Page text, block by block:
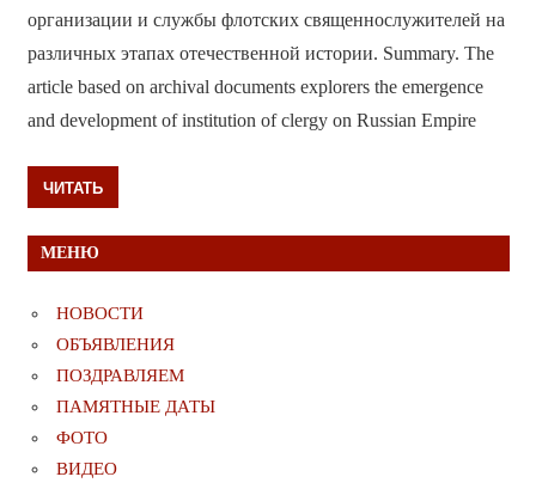
организации и службы флотских священнослужителей на
различных этапах отечественной истории. Summary. The
article based on archival documents explorers the emergence
and development of institution of clergy on Russian Empire
ЧИТАТЬ
МЕНЮ
НОВОСТИ
ОБЪЯВЛЕНИЯ
ПОЗДРАВЛЯЕМ
ПАМЯТНЫЕ ДАТЫ
ФОТО
ВИДЕО